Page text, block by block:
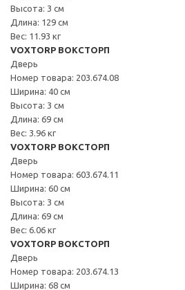
Высота: 3 см
Длина: 129 см
Вес: 11.93 кг
VOXTORP ВОКСТОРП
Дверь
Номер товара: 203.674.08
Ширина: 40 см
Высота: 3 см
Длина: 69 см
Вес: 3.96 кг
VOXTORP ВОКСТОРП
Дверь
Номер товара: 603.674.11
Ширина: 60 см
Высота: 3 см
Длина: 69 см
Вес: 6.06 кг
VOXTORP ВОКСТОРП
Дверь
Номер товара: 203.674.13
Ширина: 68 см